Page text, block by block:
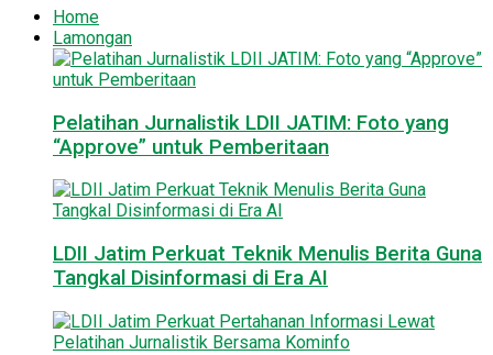
Home
Lamongan
Pelatihan Jurnalistik LDII JATIM: Foto yang
“Approve” untuk Pemberitaan
LDII Jatim Perkuat Teknik Menulis Berita Guna
Tangkal Disinformasi di Era AI